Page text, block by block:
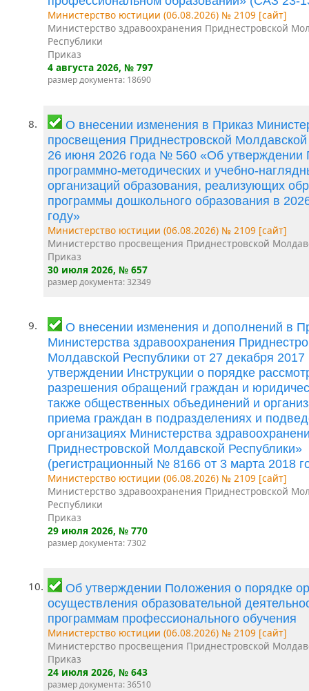
Министерство юстиции (06.08.2026) № 2109 [сайт]
Министерство здравоохранения Приднестровской
Республики
Приказ
4 августа 2026, № 797
размер документа: 18690
8.
О внесении изменения в Приказ
просвещения Приднестровской Молдавской
26 июня 2026 года № 560 «Об утверждении
программно-методических и учебно-
организаций образования, реализующих
программы дошкольного образования в
году»
Министерство юстиции (06.08.2026) № 2109 [сайт]
Министерство просвещения Приднестровской
Приказ
30 июля 2026, № 657
размер документа: 32349
9.
О внесении изменения и дополнений в
Министерства здравоохранения
Молдавской Республики от 27 декабря
утверждении Инструкции о порядке
разрешения обращений граждан и
также общественных объединений и
приема граждан в подразделениях и
организациях Министерства
Приднестровской Молдавской Республики»
(регистрационный № 8166 от 3 марта 2018
Министерство юстиции (06.08.2026) № 2109 [сайт]
Министерство здравоохранения Приднестровской
Республики
Приказ
29 июля 2026, № 770
размер документа: 7302
10.
Об утверждении Положения о порядке
осуществления образовательной
программам профессионального обучения
Министерство юстиции (06.08.2026) № 2109 [сайт]
Министерство просвещения Приднестровской
Приказ
24 июля 2026, № 643
размер документа: 36510